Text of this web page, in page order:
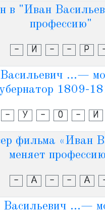
в "Иван
профессию"
- И - - Р
...—
1809-
- У - О - И
фильма «Иван
меняет
- А - - А
...—